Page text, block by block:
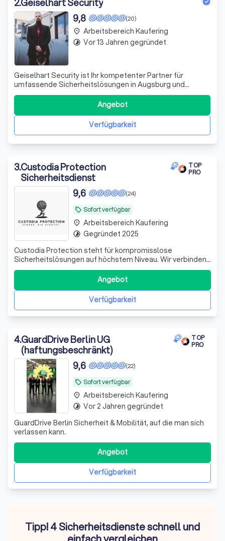
(20)
9,8
Geiselhart Security ist Ihr kompetenter Partner für
umfassende Sicherheitslösungen in Augsburg und
Umgebung. Wir bieten Ihnen einen vielseitigen
Sicherheitsdienst, der sich durch regionale Nähe,
Flexibilität und schnelle Einsatzbereitschaft auszeichnet.
Ob bei der Bewachung von Veranstaltungen, dem
Verfügbarkeit
Angebot
place Arbeitsbereich Kaufering
timelapse Vor 13 Jahren gegründet
3.Custodia Protection
Sicherheitsdienst
TOP
PRO
local_offer Sofort verfügbar
(24)
9,6
Custodia Protection steht für kompromisslose
Sicherheitslösungen auf höchstem Niveau. Wir verbinden
traditionelle Werte – Ehre, Pflichtbewusstsein und
Loyalität – mit moderner Einsatztechnik, klaren Prozessen
und einem professionellen, geschulten Team. Unsere
Mission: Wir schützen, was Ihnen wichtig
Verfügbarkeit
Angebot
place Arbeitsbereich Kaufering
timelapse Gegründet 2025
4.GuardDrive Berlin UG
(haftungsbeschränkt)
TOP
PRO
local_offer Sofort verfügbar
(22)
9,6
GuardDrive Berlin Sicherheit & Mobilität, auf die man sich
verlassen kann.
Verfügbarkeit
Angebot
place Arbeitsbereich Kaufering
timelapse Vor 2 Jahren gegründet
Tipp! 4 Sicherheitsdienste schnell und